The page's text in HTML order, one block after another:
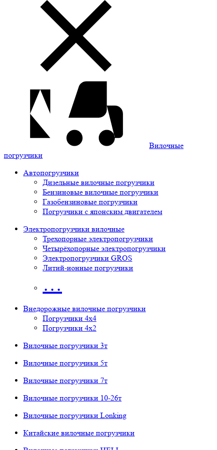
Вилочные
погрузчики
Автопогрузчики
Дизельные вилочные погрузчики
Бензиновые вилочные погрузчики
Газобензиновые погрузчики
Погрузчики с японским двигателем
Электропогрузчики вилочные
Трехопорные электропогрузчики
Четырёхопорные электропогрузчики
Электропогрузчики GROS
Литий-ионные погрузчики
…
Внедорожные вилочные погрузчики
Погрузчики 4х4
Погрузчики 4х2
Вилочные погрузчики 3т
Вилочные погрузчики 5т
Вилочные погрузчики 7т
Вилочные погрузчики 10-26т
Вилочные погрузчики Lonking
Китайские вилочные погрузчики